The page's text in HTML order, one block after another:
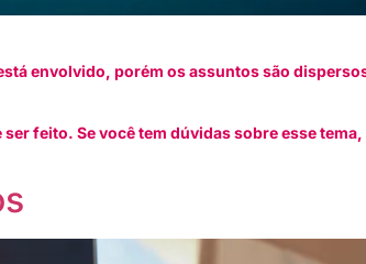
envolvido, porém os assuntos são
feito. Se você tem dúvidas sobre esse